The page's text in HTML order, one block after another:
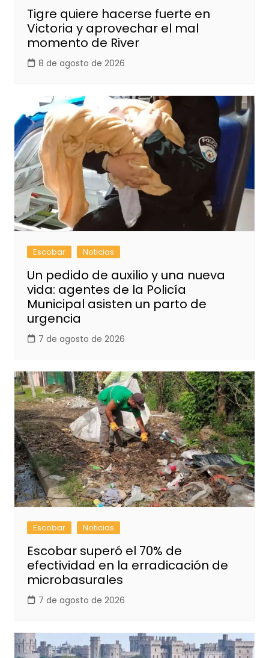
Tigre quiere hacerse fuerte en
Victoria y aprovechar el mal
momento de River
8 de agosto de 2026
Escobar Noticias
Un pedido de auxilio y una nueva
vida: agentes de la Policía
Municipal asisten un parto de
urgencia
7 de agosto de 2026
Escobar Noticias
Escobar superó el 70% de
efectividad en la erradicación de
microbasurales
7 de agosto de 2026